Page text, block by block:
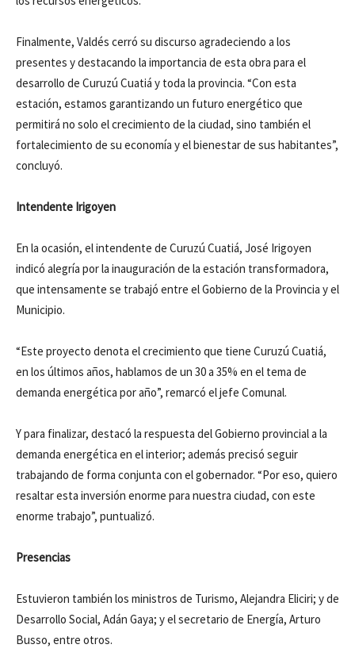
Finalmente, Valdés cerró su discurso agradeciendo a los
presentes y destacando la importancia de esta obra para el
desarrollo de Curuzú Cuatiá y toda la provincia. “Con esta
estación, estamos garantizando un futuro energético que
permitirá no solo el crecimiento de la ciudad, sino también el
fortalecimiento de su economía y el bienestar de sus habitantes”,
concluyó.
Intendente Irigoyen
En la ocasión, el intendente de Curuzú Cuatiá, José Irigoyen
indicó alegría por la inauguración de la estación transformadora,
que intensamente se trabajó entre el Gobierno de la Provincia y el
Municipio.
“Este proyecto denota el crecimiento que tiene Curuzú Cuatiá,
en los últimos años, hablamos de un 30 a 35% en el tema de
demanda energética por año”, remarcó el jefe Comunal.
Y para finalizar, destacó la respuesta del Gobierno provincial a la
demanda energética en el interior; además precisó seguir
trabajando de forma conjunta con el gobernador. “Por eso, quiero
resaltar esta inversión enorme para nuestra ciudad, con este
enorme trabajo”, puntualizó.
Presencias
Estuvieron también los ministros de Turismo, Alejandra Eliciri; y de
Desarrollo Social, Adán Gaya; y el secretario de Energía, Arturo
Busso, entre otros.